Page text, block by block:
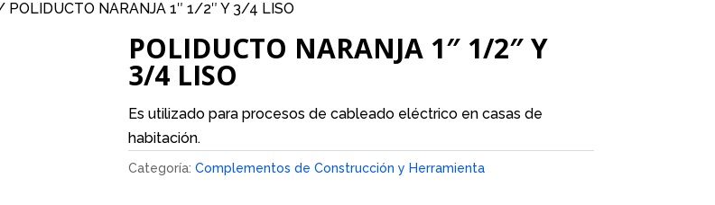
POLIDUCTO NARANJA 1″ 1/2″ Y 3/4 LISO
POLIDUCTO NARANJA 1″ 1/2″ Y
3/4 LISO
Es utilizado para procesos de cableado eléctrico en casas de
habitación.
Categoría: Complementos de Construcción y Herramienta